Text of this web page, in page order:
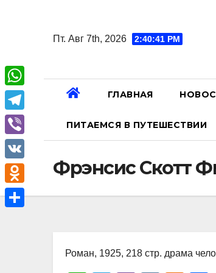
содержанию
Пт. Авг 7th, 2026 2:40:42 PM
ГЛАВНАЯ
ПИТАЕМСЯ В ПУТЕШЕСТВИИ
Фрэнсис Скотт
Роман, 1925, 218 стр. драма
W
h
a
A
T
e
l
e
g
V
i
b
e
V
K
O